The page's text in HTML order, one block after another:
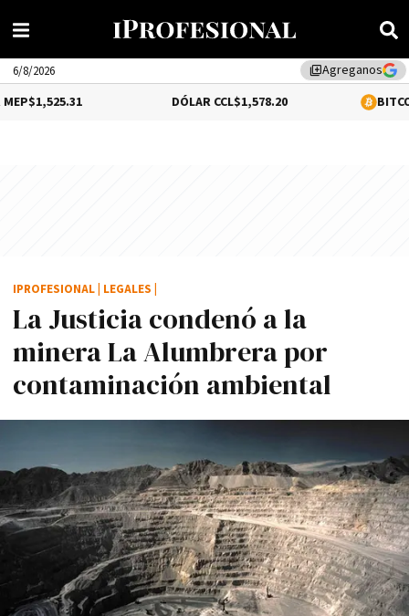
library_addAgreganos
6/8/2026
$1,578.20 -0.14%
La Justicia condenó a la
minera La Alumbrera por
contaminación ambiental
IPROFESIONAL LEGALES